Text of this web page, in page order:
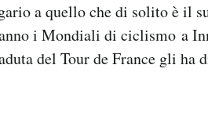
a quello che di solito è il
i Mondiali di ciclismo a
del Tour de France gli ha